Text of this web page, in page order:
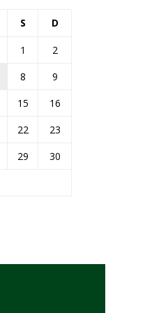
S D
1
2
8
9
15
16
22
23
29
30